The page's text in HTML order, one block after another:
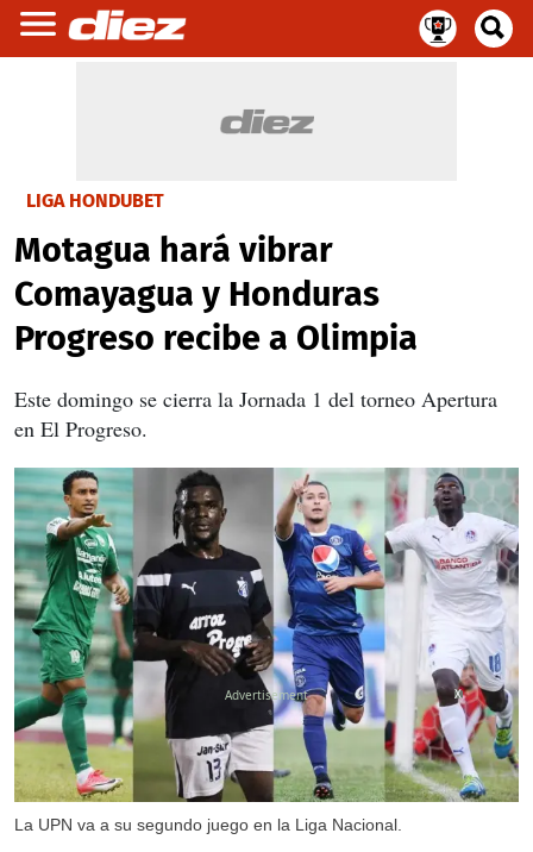
LIGA HONDUBET
Motagua hará vibrar
Comayagua y Honduras
Progreso recibe a Olimpia
Este domingo se cierra la Jornada 1 del torneo Apertura
en El Progreso.
La UPN va a su segundo juego en la Liga Nacional.
X